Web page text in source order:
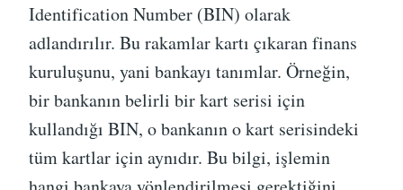
Identification Number (BIN) olarak
adlandırılır. Bu rakamlar kartı çıkaran finans
kuruluşunu, yani bankayı tanımlar. Örneğin,
bir bankanın belirli bir kart serisi için
kullandığı BIN, o bankanın o kart serisindeki
tüm kartlar için aynıdır. Bu bilgi, işlemin